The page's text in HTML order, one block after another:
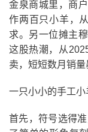
金泉商城里，商
作两百只小羊，
求。另一位摊主
这股热潮，从
卖，短短数月销量
一只小小的手工小
首先，符号选得